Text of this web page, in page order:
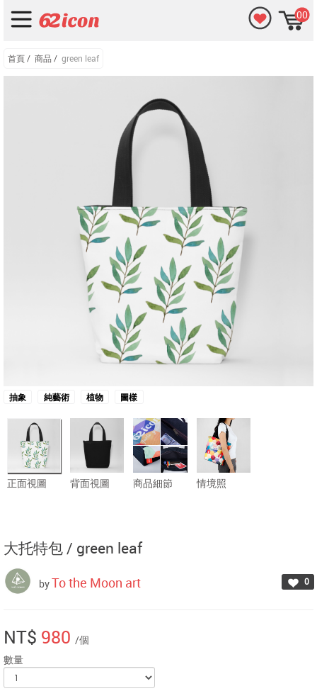
00
首頁/ 商品 / green leaf
抽象 純藝術 植物 圖樣
正面視圖 背面視圖 商品細節 情境照
大托特包 / green leaf
0
byTo the Moon art
NT$ 980 /個
數量